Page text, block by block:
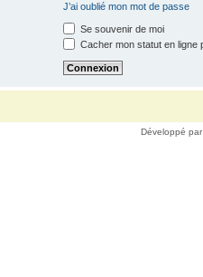
J’ai oublié mon mot de passe
Se souvenir de moi
Cacher mon statut en ligne
Développé